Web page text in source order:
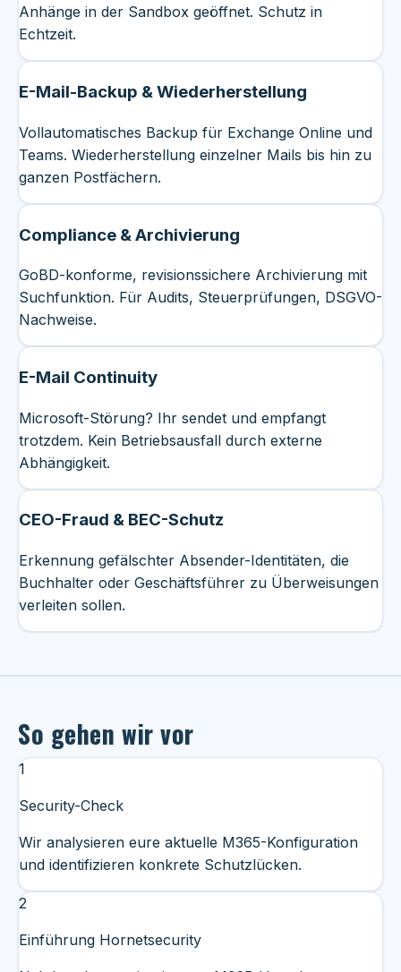
Anhänge in der Sandbox geöffnet. Schutz in
Echtzeit.
E-Mail-Backup & Wiederherstellung
Vollautomatisches Backup für Exchange Online und
Teams. Wiederherstellung einzelner Mails bis hin zu
ganzen Postfächern.
Compliance & Archivierung
GoBD-konforme, revisionssichere Archivierung mit
Suchfunktion. Für Audits, Steuerprüfungen, DSGVO-
Nachweise.
E-Mail Continuity
Microsoft-Störung? Ihr sendet und empfangt
trotzdem. Kein Betriebsausfall durch externe
Abhängigkeit.
CEO-Fraud & BEC-Schutz
Erkennung gefälschter Absender-Identitäten, die
Buchhalter oder Geschäftsführer zu Überweisungen
verleiten sollen.
So gehen wir vor
1
Security-Check
Wir analysieren eure aktuelle M365-Konfiguration
und identifizieren konkrete Schutzlücken.
2
Einführung Hornetsecurity